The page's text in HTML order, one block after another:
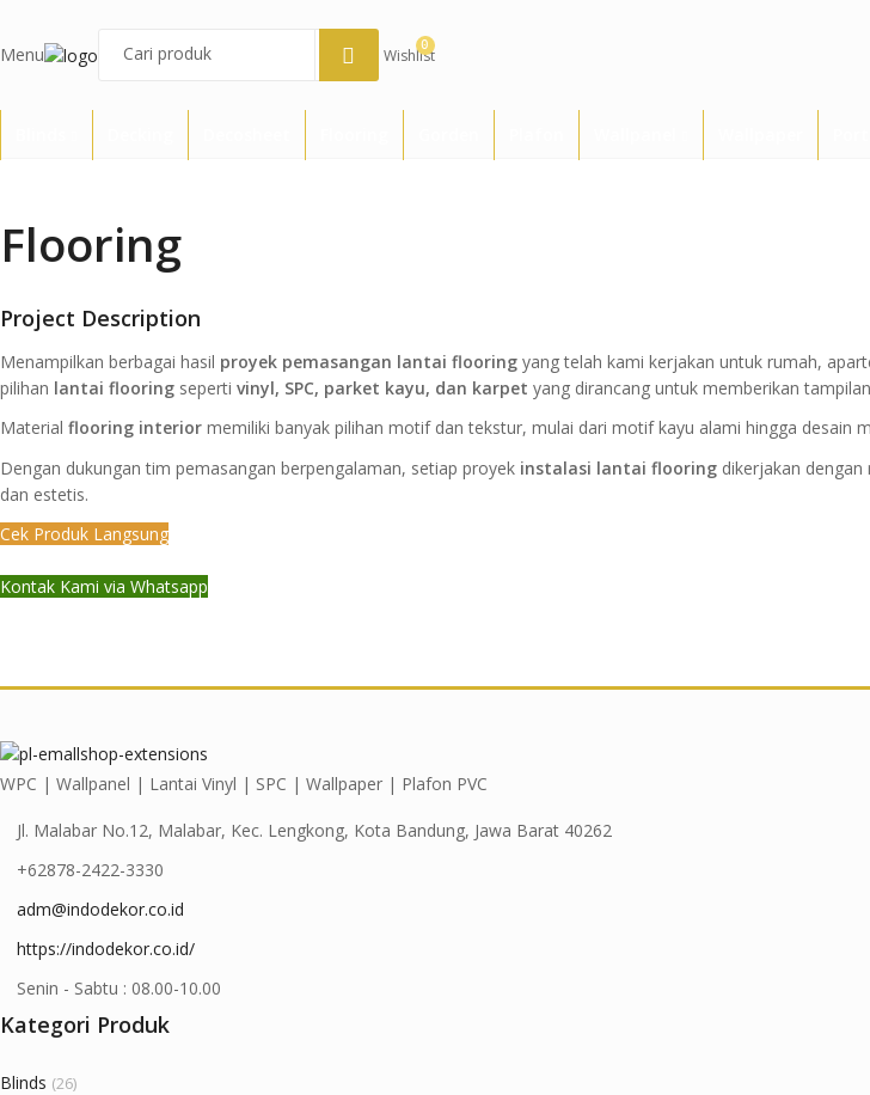
Menu 0
Wishlist
Flooring
Project Description
Menampilkan berbagai hasil proyek pemasangan lantai flooring yang telah kami kerjakan untuk rumah,
pilihan lantai flooring seperti vinyl, SPC, parket kayu, dan karpet yang dirancang untuk memberikan
Material flooring interior memiliki banyak pilihan motif dan tekstur, mulai dari motif kayu alami hingga desain
Dengan dukungan tim pemasangan berpengalaman, setiap proyek instalasi lantai flooring dikerjakan
dan estetis.
Cek Produk Langsung
Kontak Kami via Whatsapp
WPC | Wallpanel | Lantai Vinyl | SPC | Wallpaper | Plafon PVC
Jl. Malabar No.12, Malabar, Kec. Lengkong, Kota Bandung, Jawa Barat 40262
+62878-2422-3330
adm@indodekor.co.id
https://indodekor.co.id/
Senin - Sabtu : 08.00-10.00
Kategori Produk
Blinds (26)